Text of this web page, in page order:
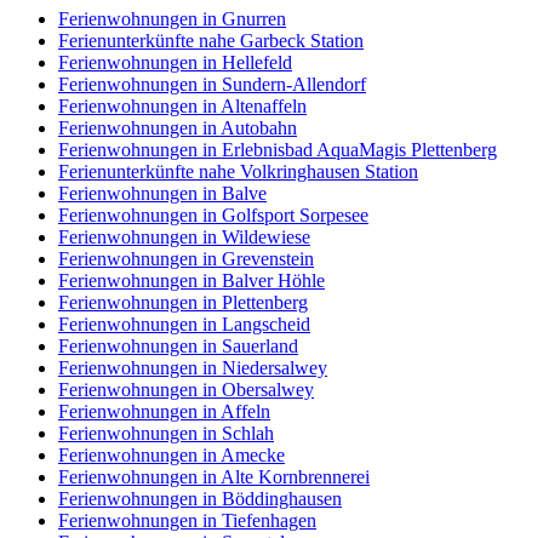
Ferienwohnungen in Gnurren
Ferienunterkünfte nahe Garbeck Station
Ferienwohnungen in Hellefeld
Ferienwohnungen in Sundern-Allendorf
Ferienwohnungen in Altenaffeln
Ferienwohnungen in Autobahn
Ferienwohnungen in Erlebnisbad AquaMagis Plettenberg
Ferienunterkünfte nahe Volkringhausen Station
Ferienwohnungen in Balve
Ferienwohnungen in Golfsport Sorpesee
Ferienwohnungen in Wildewiese
Ferienwohnungen in Grevenstein
Ferienwohnungen in Balver Höhle
Ferienwohnungen in Plettenberg
Ferienwohnungen in Langscheid
Ferienwohnungen in Sauerland
Ferienwohnungen in Niedersalwey
Ferienwohnungen in Obersalwey
Ferienwohnungen in Affeln
Ferienwohnungen in Schlah
Ferienwohnungen in Amecke
Ferienwohnungen in Alte Kornbrennerei
Ferienwohnungen in Böddinghausen
Ferienwohnungen in Tiefenhagen